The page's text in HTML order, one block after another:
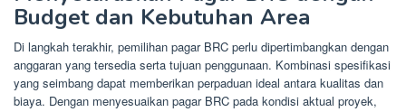
Budget dan Kebutuhan Area
Di langkah terakhir, pemilihan pagar BRC perlu dipertimbangkan dengan
anggaran yang tersedia serta tujuan penggunaan. Kombinasi spesifikasi
yang seimbang dapat memberikan perpaduan ideal antara kualitas dan
biaya. Dengan menyesuaikan pagar BRC pada kondisi aktual proyek,